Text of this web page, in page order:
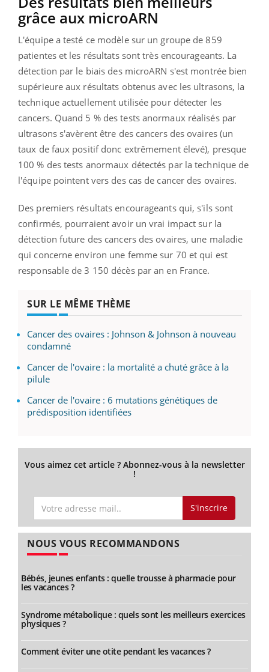
grâce aux microARN
L'équipe a testé ce modèle sur un groupe de 859
patientes et les résultats sont très encourageants. La
détection par le biais des microARN s'est montrée bien
supérieure aux résultats obtenus avec les ultrasons, la
technique actuellement utilisée pour détecter les
cancers. Quand 5 % des tests anormaux réalisés par
ultrasons s'avèrent être des cancers des ovaires (un
taux de faux positif donc extrêmement élevé), presque
100 % des tests anormaux détectés par la technique de
l'équipe pointent vers des cas de cancer des ovaires.
Des premiers résultats encourageants qui, s'ils sont
confirmés, pourraient avoir un vrai impact sur la
détection future des cancers des ovaires, une maladie
qui concerne environ une femme sur 70 et qui est
responsable de 3 150 décès par an en France.
SUR LE MÊME THÈME
Cancer des ovaires : Johnson & Johnson à nouveau
condamné
Cancer de l'ovaire : la mortalité a chuté grâce à la
pilule
Cancer de l'ovaire : 6 mutations génétiques de
prédisposition identifiées
Vous aimez cet article ? Abonnez-vous à la newsletter
!
S'inscrire
NOUS VOUS RECOMMANDONS
Bébés, jeunes enfants : quelle trousse à pharmacie pour
les vacances ?
Syndrome métabolique : quels sont les meilleurs exercices
physiques ?
Comment éviter une otite pendant les vacances ?